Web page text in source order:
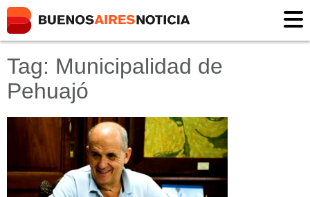
Tag: Municipalidad de
Pehuajó